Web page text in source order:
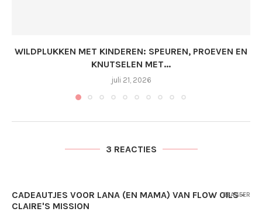
WILDPLUKKEN MET KINDEREN: SPEUREN, PROEVEN EN
KNUTSELEN MET...
juli 21, 2026
3 REACTIES
CADEAUTJES VOOR LANA (EN MAMA) VAN FLOW OILS -
CLAIRE'S MISSION
REAGEER